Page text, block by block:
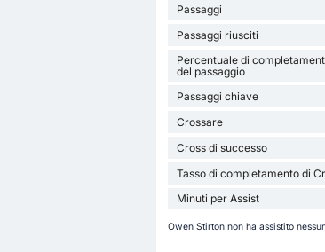
Passaggi
Passaggi riusciti
Percentuale di
del passaggio
Passaggi chiave
Crossare
Cross di successo
Tasso di completamento di
Minuti per Assist
Owen Stirton non ha assistito